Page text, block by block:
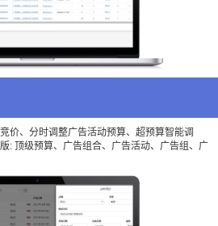
价、分时调整广告活动预算、超预算智能调
: 顶级预算、广告组合、广告活动、广告组、广